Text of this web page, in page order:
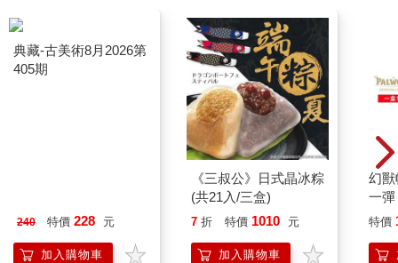
240 特價 228 元
加入購物車
《三叔公》日式晶冰粽
(共21入/三盒)
7 折 特價 1010 元
加入購物車
幻
一彈
特價